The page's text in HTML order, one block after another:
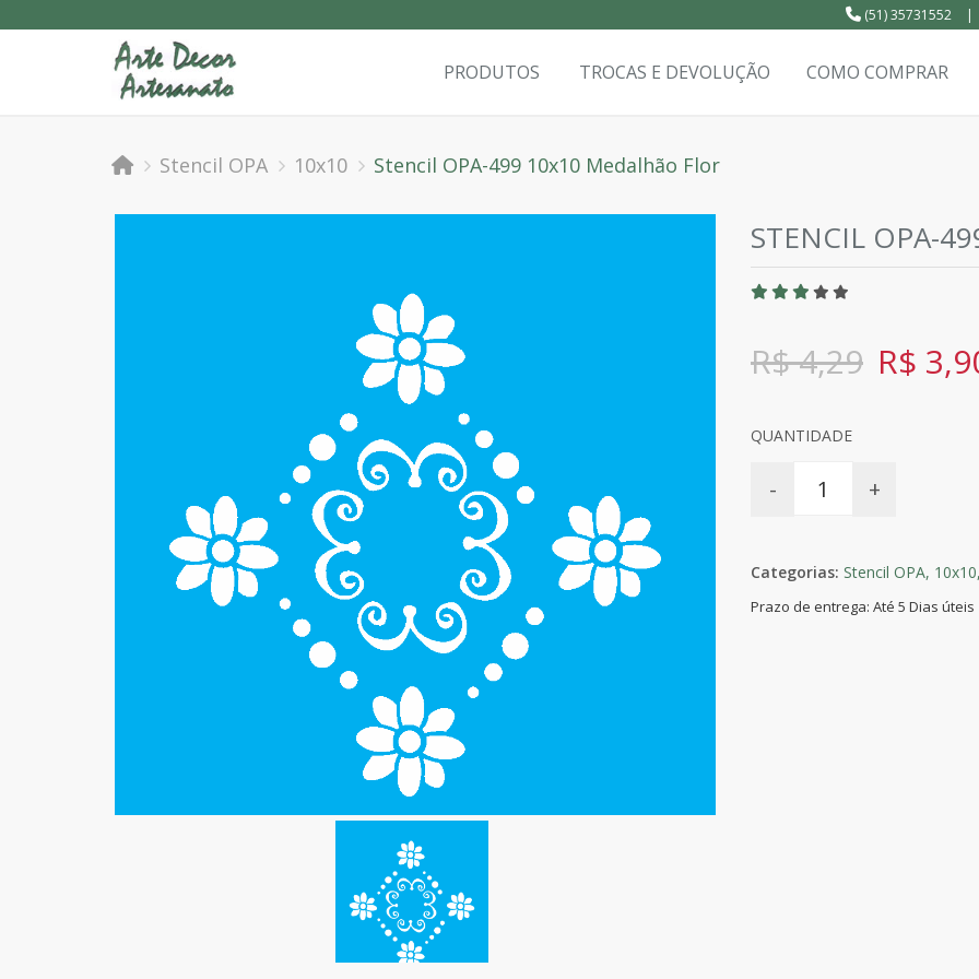
(51) 35731552 |
PRODUTOS TROCAS E DEVOLUÇÃO COMO COMPRAR
Stencil OPA 10x10 Stencil OPA-499 10x10 Medalhão Flor
STENCIL OPA-
R$ 4,29 R$
QUANTIDADE
- +
Categorias: Stencil OPA,
Prazo de entrega: Até 5 Dias úteis